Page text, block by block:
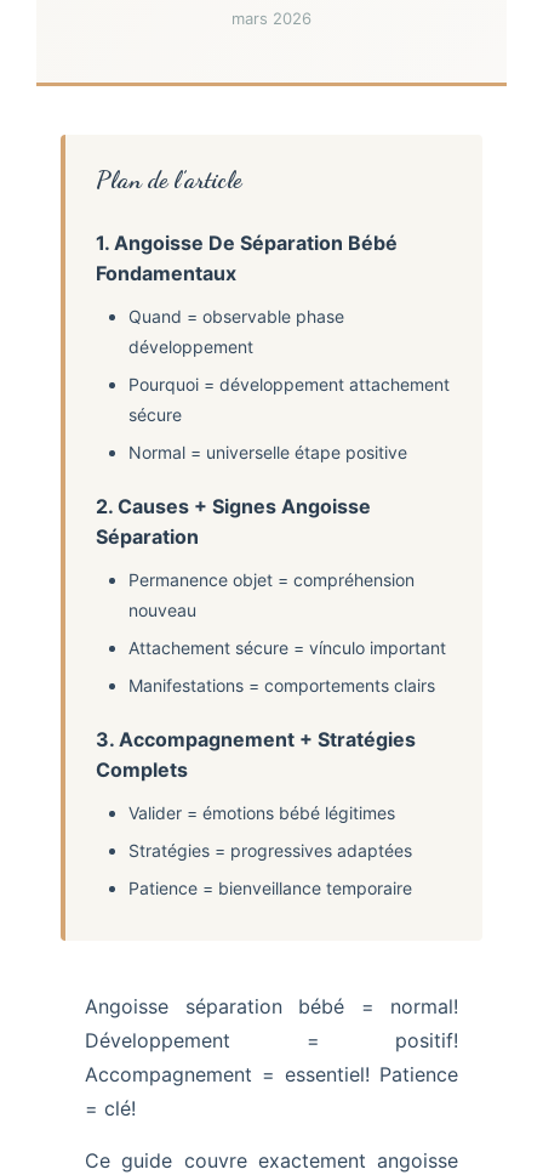
mars 2026
Plan de l’article
1. Angoisse De Séparation Bébé
Fondamentaux
Quand = observable phase
développement
Pourquoi = développement attachement
sécure
Normal = universelle étape positive
2. Causes + Signes Angoisse
Séparation
Permanence objet = compréhension
nouveau
Attachement sécure = vínculo important
Manifestations = comportements clairs
3. Accompagnement + Stratégies
Complets
Valider = émotions bébé légitimes
Stratégies = progressives adaptées
Patience = bienveillance temporaire
Angoisse séparation bébé = normal!
Développement = positif!
Accompagnement = essentiel! Patience
= clé!
Ce guide couvre exactement angoisse